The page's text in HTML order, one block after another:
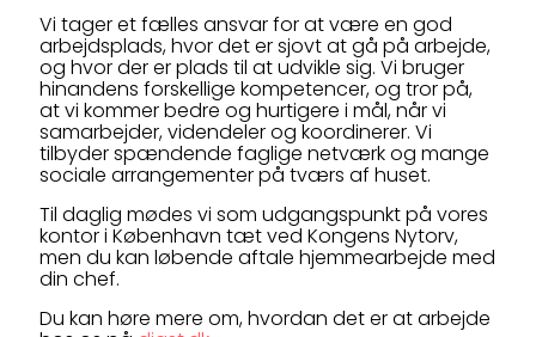
Vi tager et fælles ansvar for at være en god
arbejdsplads, hvor det er sjovt at gå på arbejde,
og hvor der er plads til at udvikle sig. Vi bruger
hinandens forskellige kompetencer, og tror på,
at vi kommer bedre og hurtigere i mål, når vi
samarbejder, videndeler og koordinerer. Vi
tilbyder spændende faglige netværk og mange
sociale arrangementer på tværs af huset.
Til daglig mødes vi som udgangspunkt på vores
kontor i København tæt ved Kongens Nytorv,
men du kan løbende aftale hjemmearbejde med
din chef.
Du kan høre mere om, hvordan det er at arbejde